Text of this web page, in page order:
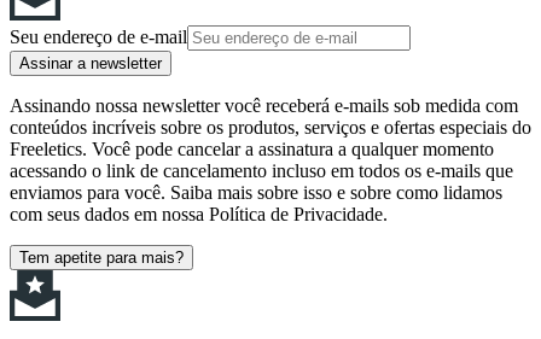
Seu endereço de e-mail
Assinar a newsletter
Assinando nossa newsletter você receberá e-mails sob medida com
conteúdos incríveis sobre os produtos, serviços e ofertas especiais do
Freeletics. Você pode cancelar a assinatura a qualquer momento
acessando o link de cancelamento incluso em todos os e-mails que
enviamos para você. Saiba mais sobre isso e sobre como lidamos
com seus dados em nossa Política de Privacidade.
Tem apetite para mais?